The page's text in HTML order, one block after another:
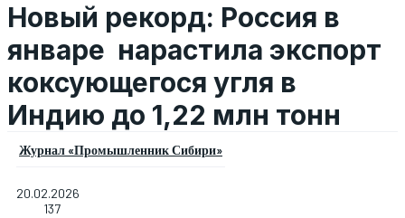
Новый рекорд: Россия в
январе нарастила экспорт
коксующегося угля в
Индию до 1,22 млн тонн
Журнал «Промышленник Сибири»
20.02.2026
137